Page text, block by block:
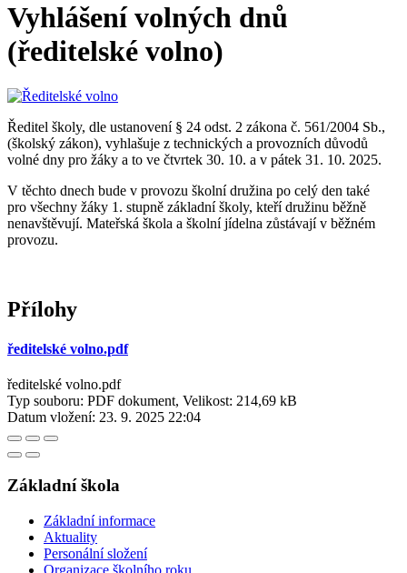
Vyhlášení volných dnů
(ředitelské volno)
Ředitel školy, dle ustanovení § 24 odst. 2 zákona č. 561/2004 Sb.,
(školský zákon), vyhlašuje z technických a provozních důvodů
volné dny pro žáky a to ve čtvrtek 30. 10. a v pátek 31. 10. 2025.
V těchto dnech bude v provozu školní družina po celý den také
pro všechny žáky 1. stupně základní školy, kteří družinu běžně
nenavštěvují. Mateřská škola a školní jídelna zůstávají v běžném
provozu.
Přílohy
ředitelské volno.pdf
ředitelské volno.pdf
Typ souboru: PDF dokument, Velikost: 214,69 kB
Datum vložení: 23. 9. 2025 22:04
Základní škola
Základní informace
Aktuality
Personální složení
Organizace školního roku